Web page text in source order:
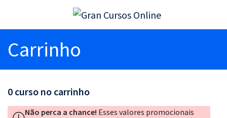
Carrinho
0 curso no carrinho
Não perca a chance! Esses valores promocionais